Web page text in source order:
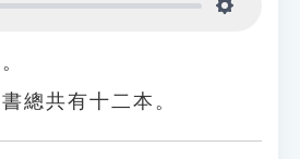
總共有十二本。